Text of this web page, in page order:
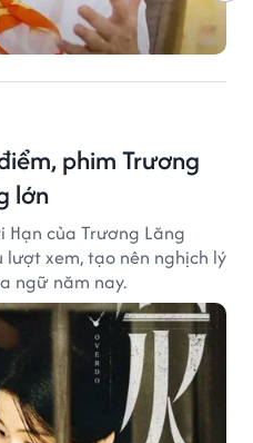
phim Trương
lớn
Hạn của Trương Lăng
lượt xem, tạo nên nghịch lý
ngữ năm nay.